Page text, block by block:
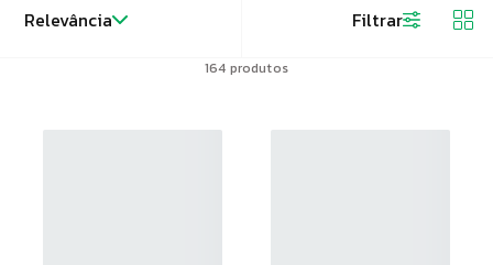
Relevância Filtrar
164 produtos